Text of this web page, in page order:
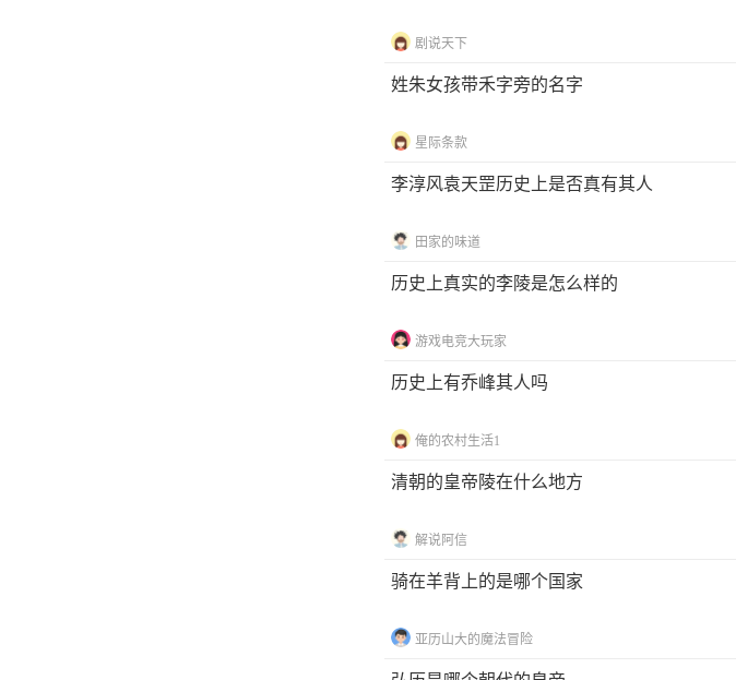
剧说天下
姓朱女孩带禾字旁的名字
星际条款
李淳风袁天罡历史上是否真有其人
田家的味道
历史上真实的李陵是怎么样的
游戏电竞大玩家
历史上有乔峰其人吗
俺的农村生活1
清朝的皇帝陵在什么地方
解说阿信
骑在羊背上的是哪个国家
亚历山大的魔法冒险